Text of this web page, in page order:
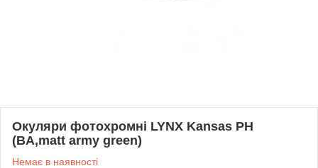
Окуляри фотохромні LYNX Kansas PH
(BA,matt army green)
Немає в наявності